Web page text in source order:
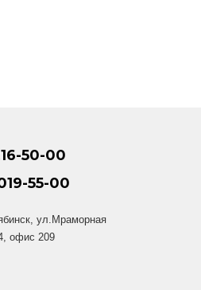
50-00
55-00
ул.Мраморная
офис 209